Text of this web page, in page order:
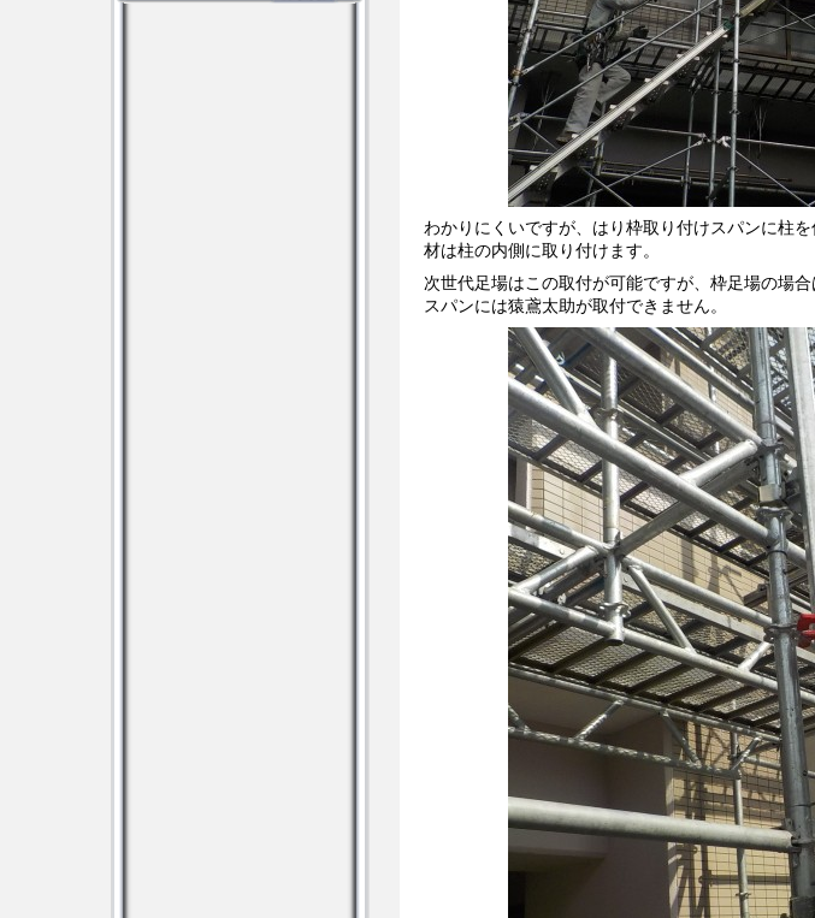
わかりにくいですが、はり枠取り付けスパンに柱
材は柱の内側に取り付けます。
次世代足場はこの取付が可能ですが、枠足場の場
スパンには猿鳶太助が取付できません。